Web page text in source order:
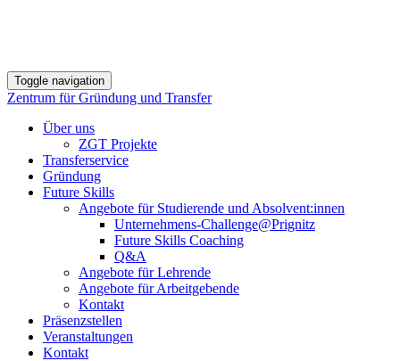
Toggle navigation
Zentrum für Gründung und Transfer
Über uns
ZGT Projekte
Transferservice
Gründung
Future Skills
Angebote für Studierende und Absolvent:innen
Unternehmens-Challenge@Prignitz
Future Skills Coaching
Q&A
Angebote für Lehrende
Angebote für Arbeitgebende
Kontakt
Präsenzstellen
Veranstaltungen
Kontakt